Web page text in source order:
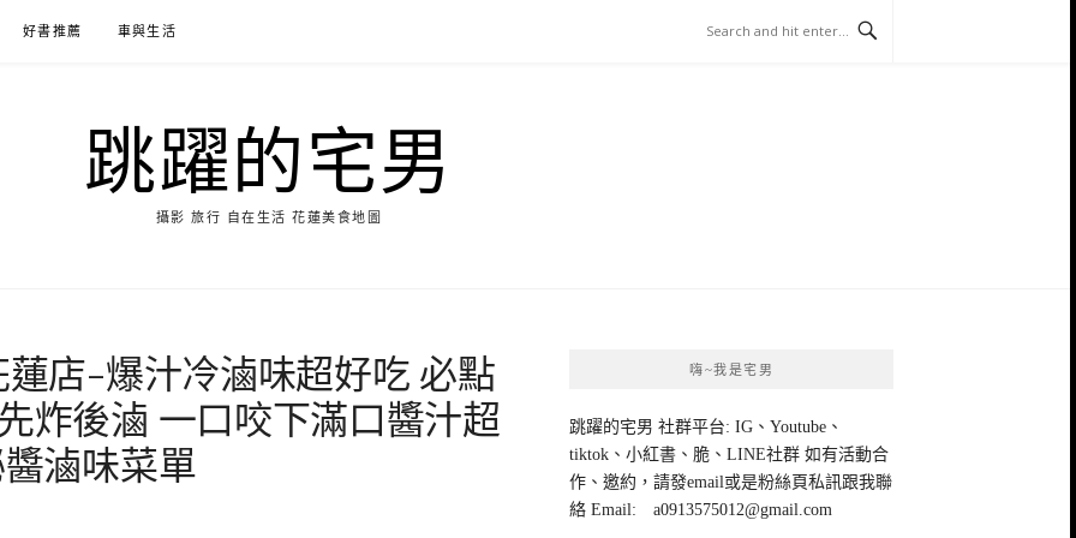
好書推薦 車與生活
跳躍的宅男
攝影 旅行 自在生活 花蓮美食地圖
店-爆汁冷滷味超好吃 必點
炸後滷 一口咬下滿口醬汁超
滷味菜單
嗨~我是宅男
跳躍的宅男 社群平台: IG、Youtube、
tiktok、小紅書、脆、LINE社群 如有活動合
作、邀約，請發email或是粉絲頁私訊跟我聯
絡 Email: a0913575012@gmail.com